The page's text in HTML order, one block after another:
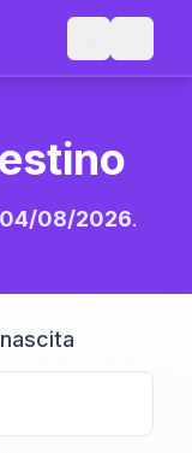
04/08/2026.